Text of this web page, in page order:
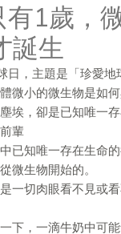
1歲，
誕生
日，主題是「珍愛地
微小的微生物是如
埃，卻是已知唯一
輩
已知唯一存在生命的
微生物開始的。
一切肉眼看不見或
下，一滴牛奶中可